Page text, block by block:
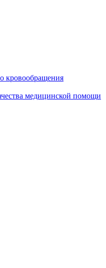
кровообращения
медицинской помощи